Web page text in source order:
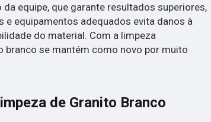
equipe, que garante resultados superiores,
e equipamentos adequados evita danos à
do material. Com a limpeza
branco se mantém como novo por muito
de Granito Branco